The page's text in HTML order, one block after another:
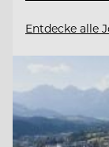
Entdecke alle